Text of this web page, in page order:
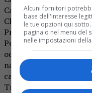
Castaldi”, la cui
Club Biella Valli
Presidente nel 2009/
Per comprendere il
occorre conoscere
nacque a Pollone nel
cascina ai Paci di
Trappa, dove resterà
Alcuni fornitori
base dell'interesse
le tue opzioni qui
pagina o nel menu del
nelle impostazioni